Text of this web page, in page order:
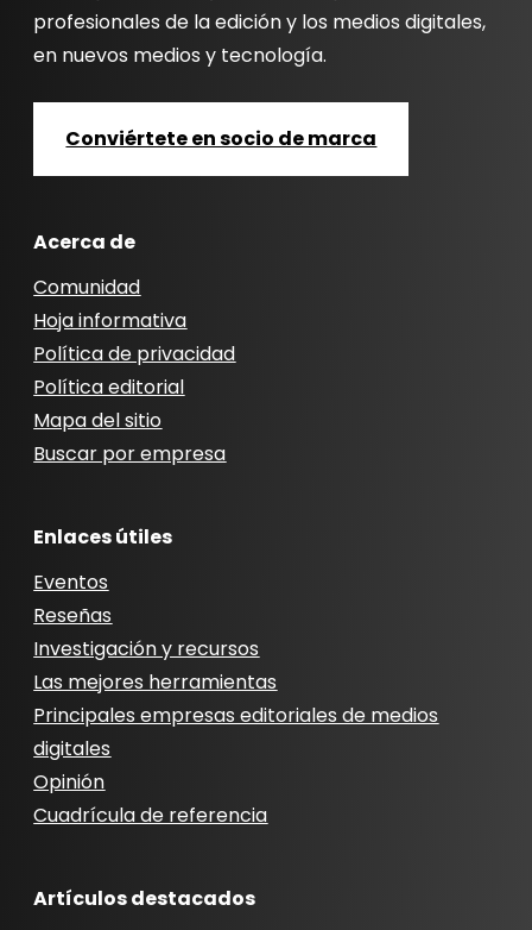
profesionales de la edición y los medios digitales,
en nuevos medios y tecnología.
Conviértete en socio de marca
Acerca de
Comunidad
Hoja informativa
Política de privacidad
Política editorial
Mapa del sitio
Buscar por empresa
Enlaces útiles
Eventos
Reseñas
Investigación y recursos
Las mejores herramientas
Principales empresas editoriales de medios
digitales
Opinión
Cuadrícula de referencia
Artículos destacados